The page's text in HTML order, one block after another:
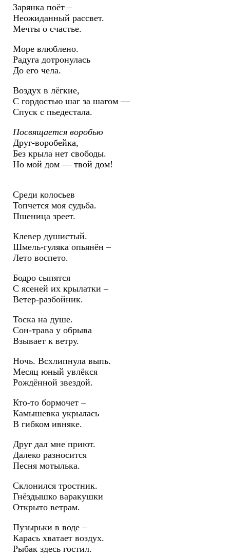
Зарянка поёт –
Неожиданный рассвет.
Мечты о счастье.
Море влюблено.
Радуга дотронулась
До его чела.
Воздух в лёгкие,
С гордостью шаг за шагом —
Спуск с пьедестала.
Посвящается воробью
Друг-воробейка,
Без крыла нет свободы.
Но мой дом — твой дом!
Среди колосьев
Топчется моя судьба.
Пшеница зреет.
Клевер душистый.
Шмель-гуляка опьянён –
Лето воспето.
Бодро сыпятся
С ясеней их крылатки –
Ветер-разбойник.
Тоска на душе.
Сон-трава у обрыва
Взывает к ветру.
Ночь. Всхлипнула выпь.
Месяц юный увлёкся
Рождённой звездой.
Кто-то бормочет –
Камышевка укрылась
В гибком ивняке.
Друг дал мне приют.
Далеко разносится
Песня мотылька.
Склонился тростник.
Гнёздышко варакушки
Открыто ветрам.
Пузырьки в воде –
Карась хватает воздух.
Рыбак здесь гостил.